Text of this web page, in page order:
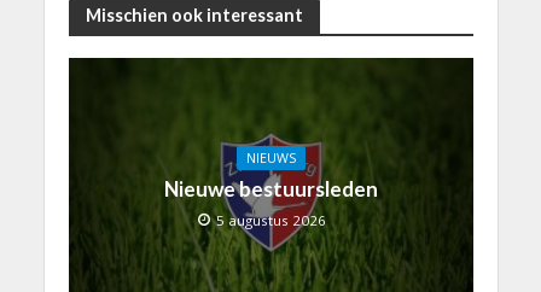
Misschien ook interessant
NIEUWS
Nieuwe bestuursleden
5 augustus 2026